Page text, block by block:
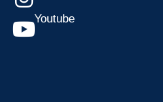
Youtube